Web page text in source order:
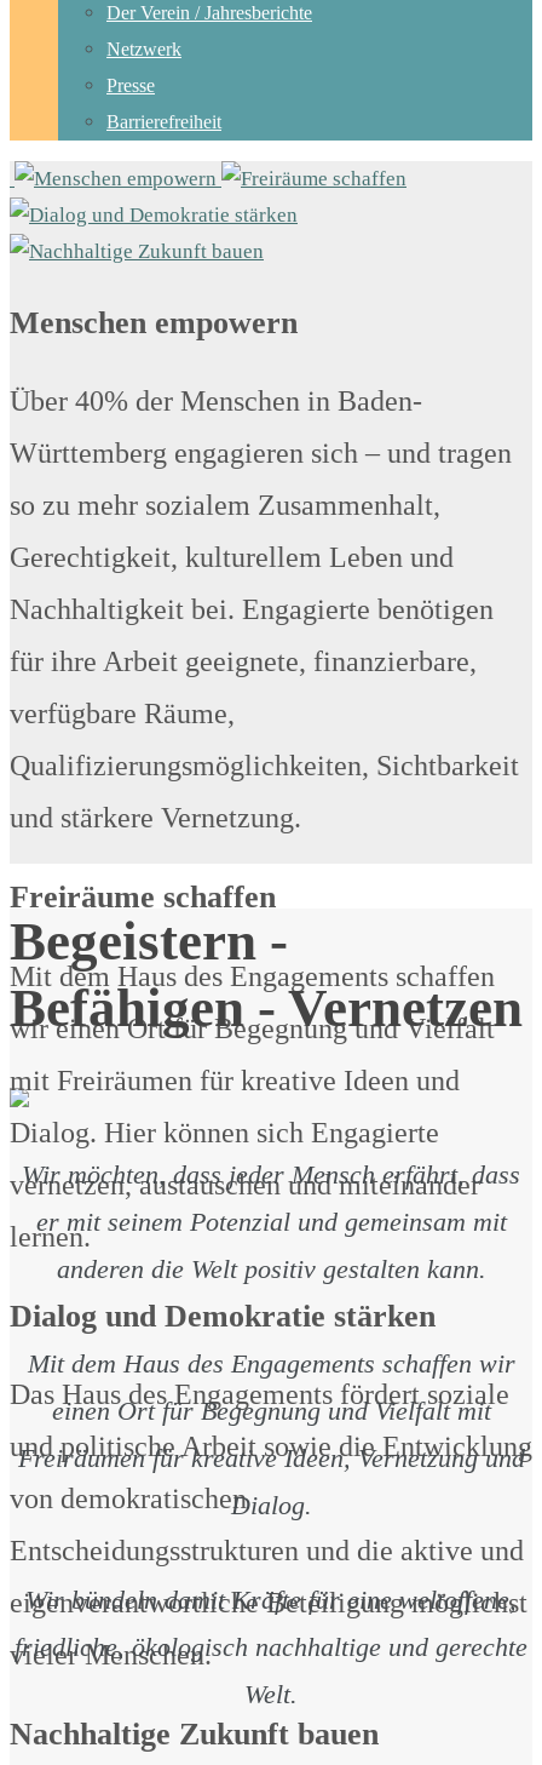
Der Verein / Jahresberichte
Netzwerk
Presse
Barrierefreiheit
Menschen empowern
Über 40% der Menschen in Baden-
Württemberg engagieren sich – und tragen
so zu mehr sozialem Zusammenhalt,
Gerechtigkeit, kulturellem Leben und
Nachhaltigkeit bei. Engagierte benötigen
für ihre Arbeit geeignete, finanzierbare,
verfügbare Räume,
Qualifizierungsmöglichkeiten, Sichtbarkeit
und stärkere Vernetzung.
Freiräume schaffen
Mit dem Haus des Engagements schaffen
wir einen Ort für Begegnung und Vielfalt
mit Freiräumen für kreative Ideen und
Dialog. Hier können sich Engagierte
vernetzen, austauschen und miteinander
lernen.
Dialog und Demokratie stärken
Das Haus des Engagements fördert soziale
und politische Arbeit sowie die Entwicklung
von demokratischen
Entscheidungsstrukturen und die aktive und
eigenverantwortliche Beteiligung möglichst
vieler Menschen.
Nachhaltige Zukunft bauen
Begeistern -
Befähigen - Vernetzen
Wir möchten, dass jeder Mensch erfährt, dass
er mit seinem Potenzial und gemeinsam mit
anderen die Welt positiv gestalten kann.
Mit dem Haus des Engagements schaffen wir
einen Ort für Begegnung und Vielfalt mit
Freiräumen für kreative Ideen, Vernetzung und
Dialog.
Wir bündeln damit Kräfte für eine weltoffene,
friedliche, ökologisch nachhaltige und gerechte
Welt.